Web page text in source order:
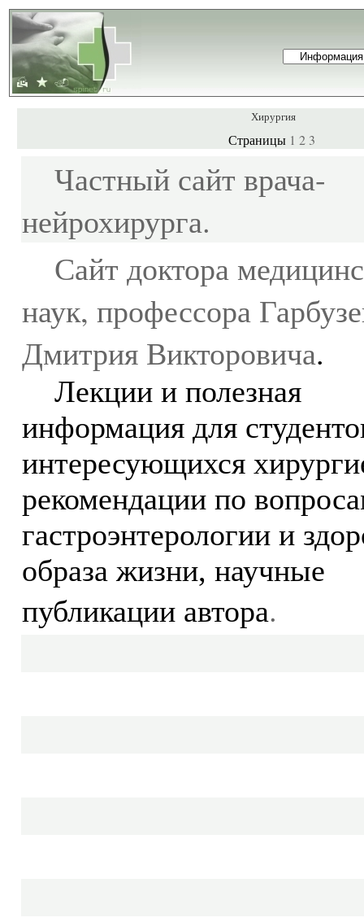
Хирургия
Страницы 1 2 3
Частный сайт врача-
нейрохирурга.
Сайт доктора
наук, профессора
Дмитрия Викторовича.
Лекции и полезная
информация для
интересующихся
рекомендации по
гастроэнтерологии и
образа жизни, научные
публикации автора.